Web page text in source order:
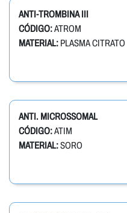
ANTI-TROMBINA III
CÓDIGO:ATROM
MATERIAL: PLASMA CITRATO
ANTI. MICROSSOMAL
CÓDIGO:ATIM
MATERIAL:SORO